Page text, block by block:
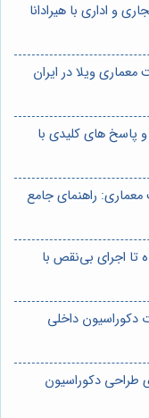
و اداری با هیرادانا
ویلا در ایران
پاسخ های کلیدی با
راهنمای جامع
تا اجرای بی‌نقص با
دکوراسیون داخلی
طراحی دکوراسیون